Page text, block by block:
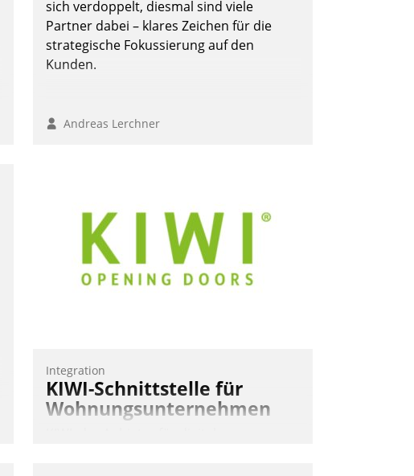
sich verdoppelt, diesmal sind viele
Partner dabei – klares Zeichen für die
strategische Fokussierung auf den
Kunden.
Andreas Lerchner
Integration
KIWI-Schnittstelle für
Wohnungsunternehmen